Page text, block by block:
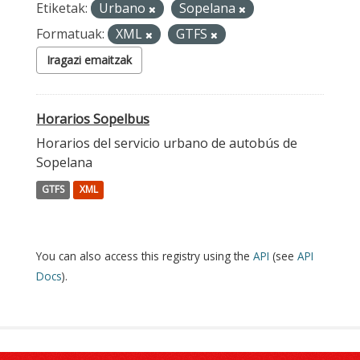
Etiketak: Urbano
Sopelana
Formatuak:
XML GTFS
Iragazi emaitzak
Horarios Sopelbus
Horarios del servicio urbano de autobús de
Sopelana
GTFS XML
You can also access this registry using the API (see API
Docs).